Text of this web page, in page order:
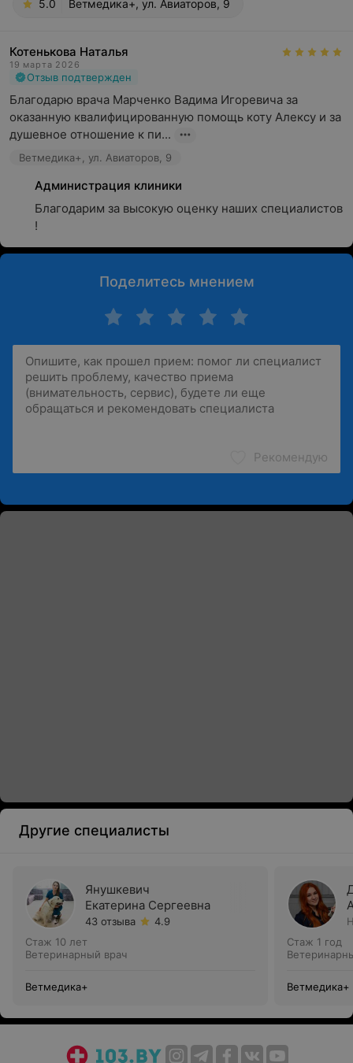
5.0 Ветмедика+, ул. Авиаторов, 9
Котенькова Наталья
19 марта 2026
Отзыв подтвержден
Благодарю врача Марченко Вадима Игоревича за
оказанную квалифицированную помощь коту Алексу и за
душевное отношение к пи...
Ветмедика+, ул. Авиаторов, 9
Администрация клиники
Благодарим за высокую оценку наших специалистов
!
Поделитесь мнением
Рекомендую
Другие специалисты
Янушкевич
Екатерина Сергеевна
43 отзыва
4.9
Стаж 10 лет
Ветеринарный врач
Ветмедика+
Стаж 1 год
Ветмедика+